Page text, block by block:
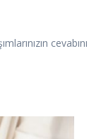
cevabını